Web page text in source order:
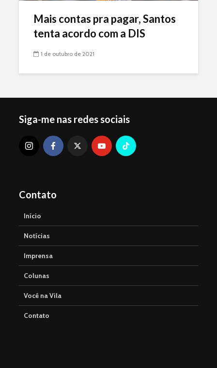
Mais contas pra pagar, Santos
tenta acordo com a DIS
1 de outubro de 2021
Siga-me nas redes sociais
Contato
Início
Notícias
Imprensa
Colunas
Você na Vila
Contato